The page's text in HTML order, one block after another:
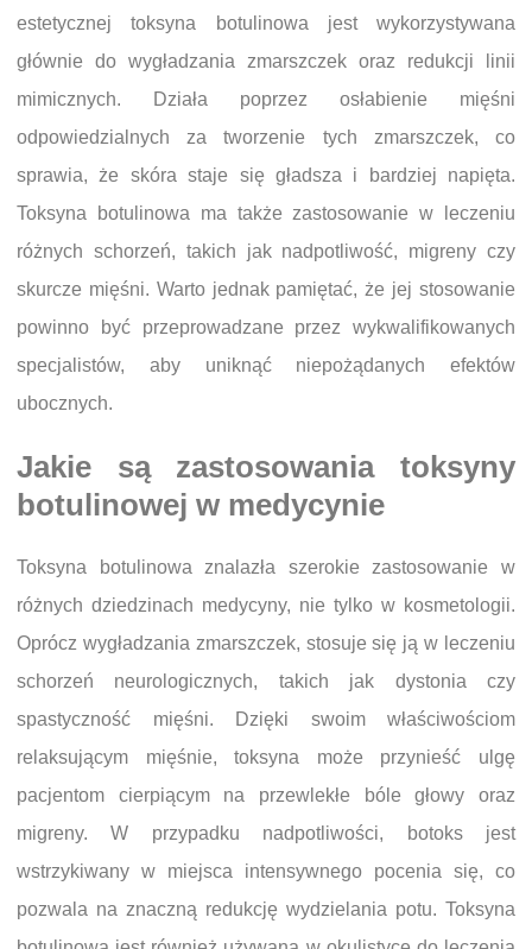
estetycznej toksyna botulinowa jest wykorzystywana
głównie do wygładzania zmarszczek oraz redukcji linii
mimicznych. Działa poprzez osłabienie mięśni
odpowiedzialnych za tworzenie tych zmarszczek, co
sprawia, że skóra staje się gładsza i bardziej napięta.
Toksyna botulinowa ma także zastosowanie w leczeniu
różnych schorzeń, takich jak nadpotliwość, migreny czy
skurcze mięśni. Warto jednak pamiętać, że jej stosowanie
powinno być przeprowadzane przez wykwalifikowanych
specjalistów, aby uniknąć niepożądanych efektów
ubocznych.
Jakie są zastosowania toksyny
botulinowej w medycynie
Toksyna botulinowa znalazła szerokie zastosowanie w
różnych dziedzinach medycyny, nie tylko w kosmetologii.
Oprócz wygładzania zmarszczek, stosuje się ją w leczeniu
schorzeń neurologicznych, takich jak dystonia czy
spastyczność mięśni. Dzięki swoim właściwościom
relaksującym mięśnie, toksyna może przynieść ulgę
pacjentom cierpiącym na przewlekłe bóle głowy oraz
migreny. W przypadku nadpotliwości, botoks jest
wstrzykiwany w miejsca intensywnego pocenia się, co
pozwala na znaczną redukcję wydzielania potu. Toksyna